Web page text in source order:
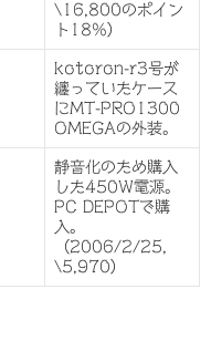
\16,800のポイン
ト18%）
kotoron-r3号が
纏っていたケース
にMT-PRO1300
OMEGAの外装。
静音化のため購入
した450W電源。
PC DEPOTで購
入。
（2006/2/25,
\5,970）